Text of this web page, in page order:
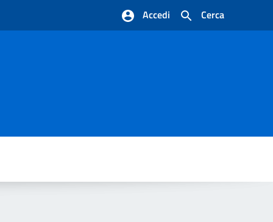
Cerca
Accedi